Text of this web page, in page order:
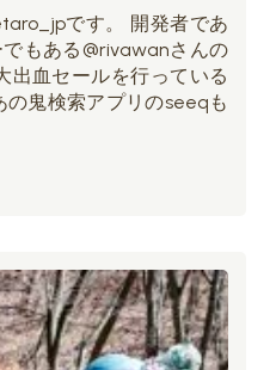
です。 開発者であ
もある@rivawanさんの
出血セールを行っている
鬼検索アプリのseeqも